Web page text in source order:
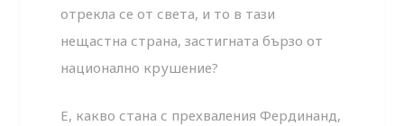
отрекла се от света, и то в тази
нещастна страна, застигната бързо от
национално крушение?
Е, какво стана с прехваления Фердинанд,